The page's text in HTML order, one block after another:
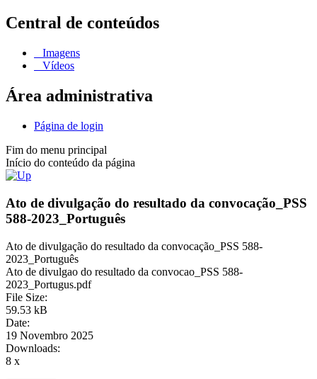
Central de conteúdos
Imagens
Vídeos
Área administrativa
Página de login
Fim do menu principal
Início do conteúdo da página
Ato de divulgação do resultado da convocação_PSS
588-2023_Português
Ato de divulgação do resultado da convocação_PSS 588-
2023_Português
Ato de divulgao do resultado da convocao_PSS 588-
2023_Portugus.pdf
File Size:
59.53 kB
Date:
19 Novembro 2025
Downloads:
8 x